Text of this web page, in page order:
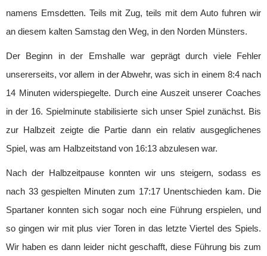
1. Damen
2. Damen
3. Damen
Männliche A/B-Jugend
Männliche C-Jugend
Männliche D-Jugend
Weibliche Jugend
Weibliche E-Jugend
Minis
Minis & Super Minis
namens Emsdetten. Teils mit Zug, teils mit dem Auto fuhren wir
an diesem kalten Samstag den Weg, in den Norden Münsters.
Der Beginn in der Emshalle war geprägt durch viele Fehler
unsererseits, vor allem in der Abwehr, was sich in einem 8:4 nach
14 Minuten widerspiegelte. Durch eine Auszeit unserer Coaches
in der 16. Spielminute stabilisierte sich unser Spiel zunächst. Bis
zur Halbzeit zeigte die Partie dann ein relativ ausgeglichenes
Spiel, was am Halbzeitstand von 16:13 abzulesen war.
Nach der Halbzeitpause konnten wir uns steigern, sodass es
nach 33 gespielten Minuten zum 17:17 Unentschieden kam. Die
Spartaner konnten sich sogar noch eine Führung erspielen, und
so gingen wir mit plus vier Toren in das letzte Viertel des Spiels.
Wir haben es dann leider nicht geschafft, diese Führung bis zum